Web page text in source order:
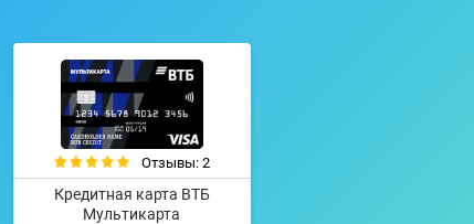
Отзывы: 2
Кредитная карта ВТБ
Мультикарта